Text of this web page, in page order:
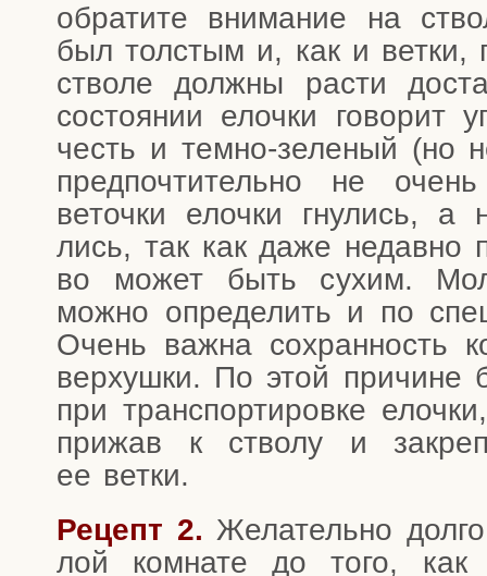
обра­ти­те вни­ма­ние на
был тол­стым и, как и вет­ки,
ство­ле долж­ны рас­ти
состо­я­нии елоч­ки гово­рит
честь и тем­но-зеле­ный (но
пред­по­чти­тель­но не
веточ­ки елоч­ки гну­лись,
лись, так как даже недав­но
во может быть сухим.
мож­но опре­де­лить и по
Очень важ­на сохран­ность
вер­хуш­ки. По этой при­чине
при транс­пор­ти­ров­ке
при­жав к ство­лу и
ее ветки.
Рецепт 2. Жела­тель­но
лой ком­на­те до того,